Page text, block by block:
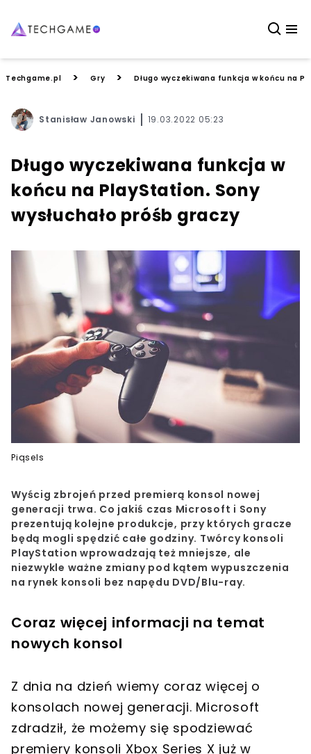
Techgame.pl > Gry > Długo wyczekiwana funkcja w końcu na
Stanisław Janowski 19.03.2022 05:23
Długo wyczekiwana funkcja w
końcu na PlayStation. Sony
wysłuchało próśb graczy
Piqsels
Wyścig zbrojeń przed premierą konsol nowej
generacji trwa. Co jakiś czas Microsoft i Sony
prezentują kolejne produkcje, przy których gracze
będą mogli spędzić całe godziny. Twórcy konsoli
PlayStation wprowadzają też mniejsze, ale
niezwykle ważne zmiany pod kątem wypuszczenia
na rynek konsoli bez napędu DVD/Blu-ray.
Coraz więcej informacji na temat
nowych konsol
Z dnia na dzień wiemy coraz więcej o
konsolach nowej generacji. Microsoft
zdradził, że możemy się spodziewać
premiery konsoli Xbox Series X już w